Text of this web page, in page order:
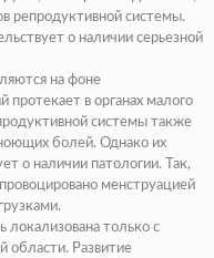
репродуктивной системы.
о наличии серьезной
на фоне
протекает в органах малого
системы также
болей. Однако их
о наличии патологии. Так,
менструацией
только с
области. Развитие